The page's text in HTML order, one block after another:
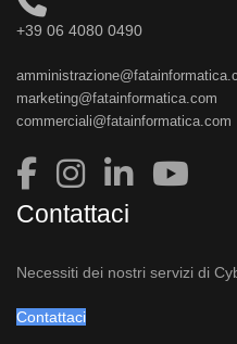
+39 06 4080 0490
marketing@fatainformatica.com
commerciali@fatainformatica.com
Contattaci
Necessiti dei nostri servizi di
Contattaci